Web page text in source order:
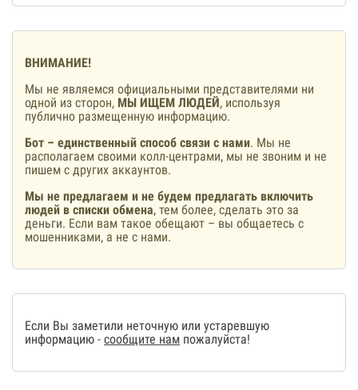
ВНИМАНИЕ!
Мы не являемся официальными представителями ни
одной из сторон, МЫ ИЩЕМ ЛЮДЕЙ, используя
публично размещенную информацию.
Бот – единственный способ связи с нами. Мы не
располагаем своими колл-центрами, мы не звоним и не
пишем с других аккаунтов.
Мы не предлагаем и не будем предлагать включить
людей в списки обмена, тем более, сделать это за
деньги. Если вам такое обещают – вы общаетесь с
мошенниками, а не с нами.
Если Вы заметили неточную или устаревшую
информацию - сообщите нам пожалуйста!